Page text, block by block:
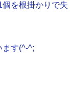
を根掛かりで失
ます(^-^;